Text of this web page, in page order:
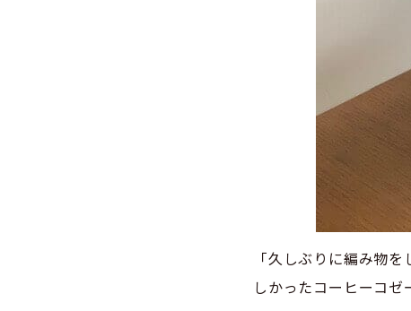
「久しぶりに編み物
しかったコーヒーコゼ